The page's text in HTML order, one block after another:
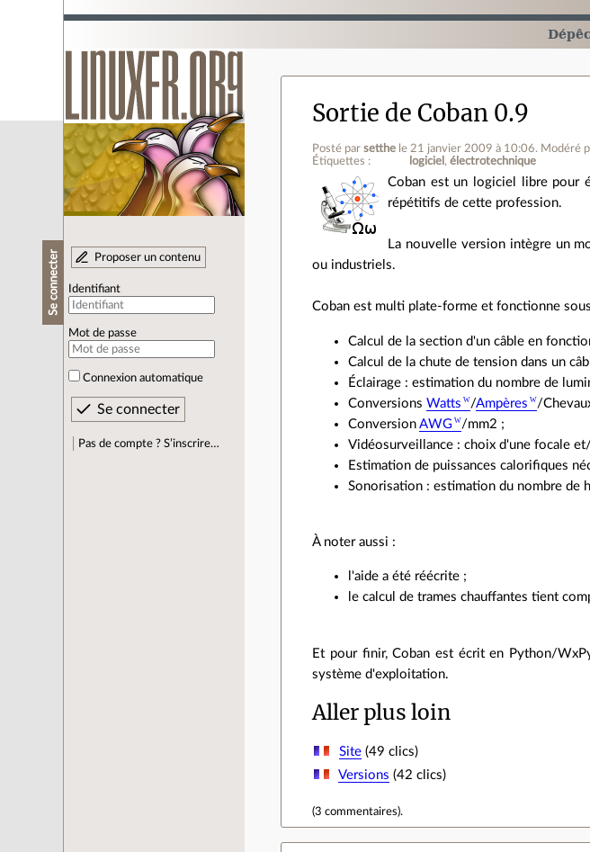
Se connecter Proposer un contenu
Identifiant
Mot de passe
Connexion automatique
Pas de compte ? S’inscrire…
Sortie de Coban 0.9
Posté parsetthe le 21 janvier 2009 à 10:06. Modéré
Étiquettes :
logiciel électrotechnique
Coban est un logiciel libre pour
répétitifs de cette profession.
La nouvelle version intègre un
ou industriels.
Coban est multi plate-forme et fonctionne
Calcul de la section d'un câble en
Calcul de la chute de tension dans un
Éclairage : estimation du nombre de
ConversionsWatts /Ampères /
ConversionAWG
/mm2 ;
Vidéosurveillance : choix d'une focale
Estimation de puissances calorifiques
Sonorisation : estimation du nombre de
À noter aussi :
l'aide a été réécrite ;
le calcul de trames chauffantes tient
Et pour finir, Coban est écrit en Python/
système d'exploitation.
Aller plus loin
Site(49 clics)
Versions (42 clics)
(3 commentaires).